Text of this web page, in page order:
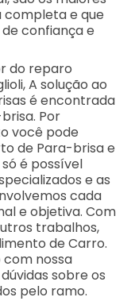
completa e que
confiança e
do reparo
A solução ao
é encontrada
Por
você pode
de Para-brisa e
é possível
e as
cada
e objetiva. Com
trabalhos,
de Carro.
nossa
sobre os
pelo ramo.